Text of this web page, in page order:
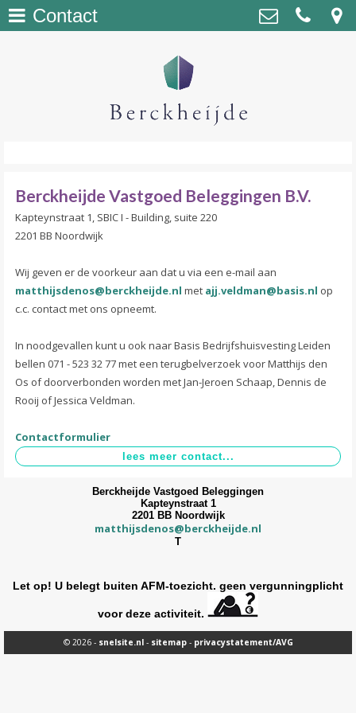
Managing Partner >
Contact >
Berckheijde Vastgoed Beleggingen
Kapteynstraat 1, 2201 BB Noordwijk
matthijsdenos@berckheijde.nl
Contact
Berckheijde Vastgoed Beleggingen B.V.
Kapteynstraat 1, SBIC I - Building, suite 220
2201 BB Noordwijk
Wij geven er de voorkeur aan dat u via een e-mail aan
matthijsdenos@berckheijde.nl met ajj.veldman@basis.nl op
c.c. contact met ons opneemt.
In noodgevallen kunt u ook naar Basis Bedrijfshuisvesting Leiden
bellen 071 - 523 32 77 met een terugbelverzoek voor Matthijs den
Os of doorverbonden worden met Jan-Jeroen Schaap, Dennis de
Rooij of Jessica Veldman.
Contactformulier
Berckheijde Vastgoed Beleggingen
Kapteynstraat 1
2201 BB Noordwijk
matthijsdenos@berckheijde.nl
T
Let op! U belegt buiten AFM-toezicht. geen vergunningplicht
voor deze activiteit.
© 2026 - snelsite.nl- sitemap- privacystatement/AVG